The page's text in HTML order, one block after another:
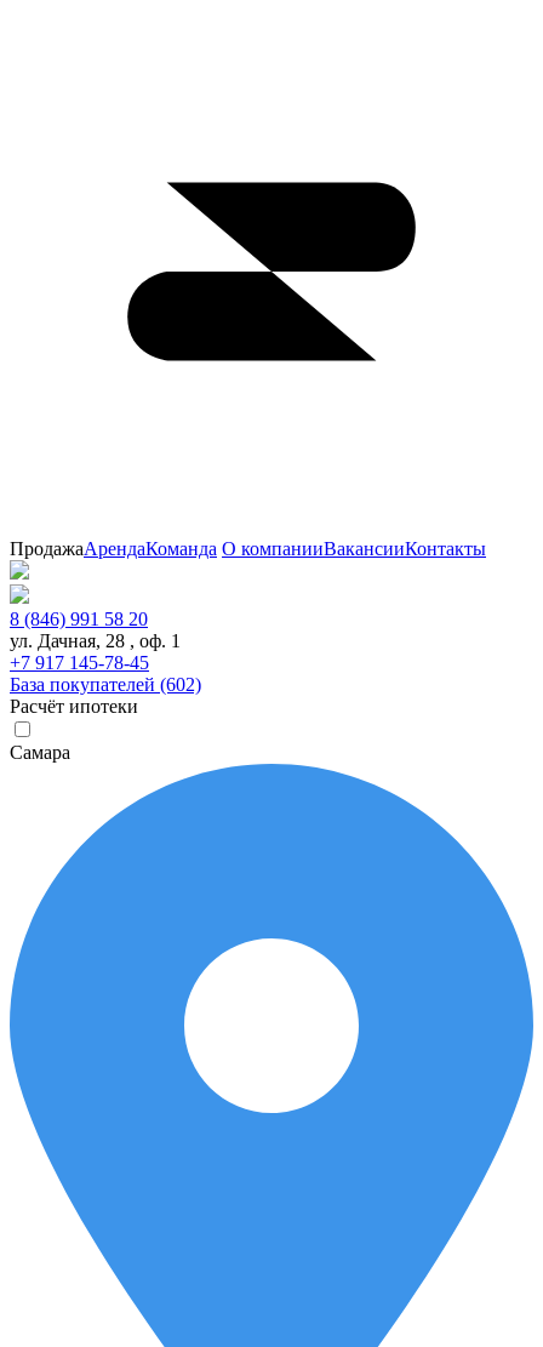
ПродажаАрендаКоманда О компанииВакансииКонтакты
8 (846) 991 58 20
ул. Дачная, 28 , оф. 1
+7 917 145-78-45
База покупателей (602)
Расчёт ипотеки
Самара